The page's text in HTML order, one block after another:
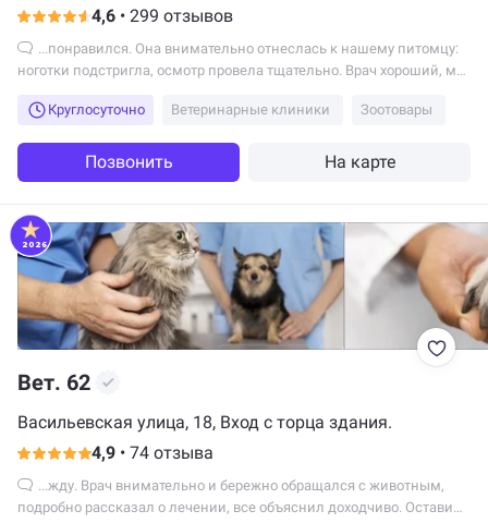
цокольный этаж
4,6 • 299 отзывов
ноготки подстригла, осмотр провела тщательно. Врач хороший, мы
Круглосуточно
Ветеринарные клиники Зоотовары
Позвонить На карте
2026
Вет. 62
Васильевская улица, 18, Вход с торца здания.
4,9 • 74 отзыва
подробно рассказал о лечении, все объяснил доходчиво. Оставила